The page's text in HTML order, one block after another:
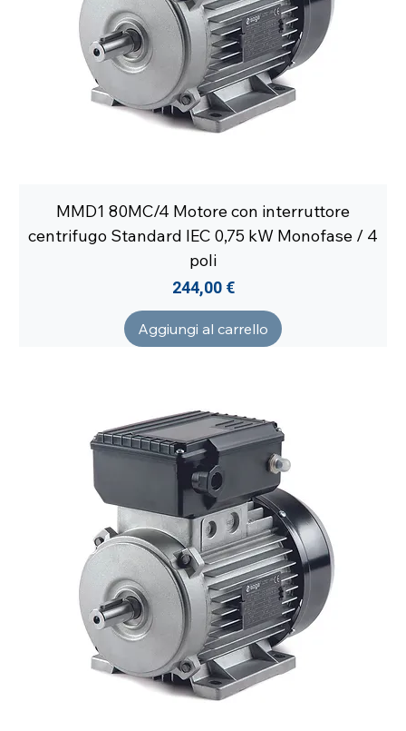
MMD1 80MC/4 Motore con interruttore
centrifugo Standard IEC 0,75 kW Monofase / 4
poli
Prezzo
244,00 €
Aggiungi al carrello